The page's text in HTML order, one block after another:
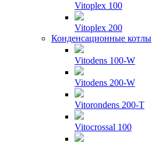
Vitoplex 100
Vitoplex 200
Конденсационные котлы
Vitodens 100-W
Vitodens 200-W
Vitorondens 200-T
Vitocrossal 100